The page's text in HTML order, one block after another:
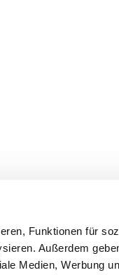
Funktionen für
Außerdem
Medien, Werbung